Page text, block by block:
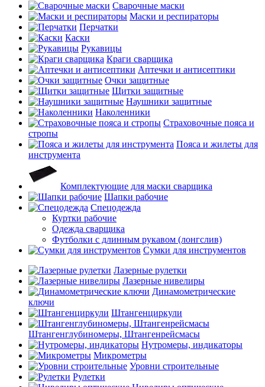
Сварочные маски
Маски и респираторы
Перчатки
Каски
Рукавицы
Краги сварщика
Аптечки и антисептики
Очки защитные
Щитки защитные
Наушники защитные
Наколенники
Страховочные пояса и
стропы
Пояса и жилеты для
инструмента
Комплектующие для маски сварщика
Шапки рабочие
Спецодежда
Куртки рабочие
Одежда сварщика
Футболки с длинным рукавом (лонгслив)
Сумки для инструментов
Лазерные рулетки
Лазерные нивелиры
Динамометрические
ключи
Штангенциркули
Штангенглубиномеры, Штангенрейсмасы
Нутромеры, индикаторы
Микрометры
Уровни строительные
Рулетки